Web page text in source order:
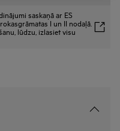
saskaņā ar ES
I un II nodaļā.
lūdzu, izlasiet visu